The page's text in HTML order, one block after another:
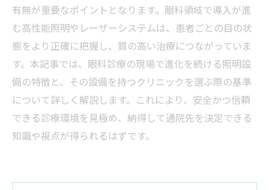
有無が重要なポイントとなります。眼科領域で導入が進
む高性能照明やレーザーシステムは、患者ごとの目の状
態をより正確に把握し、質の高い治療につながっていま
す。本記事では、眼科診療の現場で進化を続ける照明設
備の特徴と、その設備を持つクリニックを選ぶ際の基準
について詳しく解説します。これにより、安全かつ信頼
できる診療環境を見極め、納得して通院先を決定できる
知識や視点が得られるはずです。